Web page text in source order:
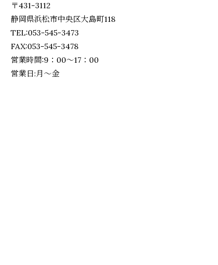
〒431-3112
静岡県浜松市中央区大島町118
TEL:053-545-3473
FAX:053-545-3478
営業時間:9：00～17：00
営業日:月～金